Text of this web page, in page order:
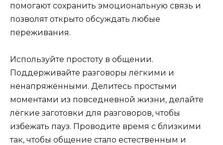
помогают сохранить эмоциональную связь и
позволят открыто обсуждать любые
переживания.
Используйте простоту в общении.
Поддерживайте разговоры лёгкими и
ненапряжёнными. Делитесь простыми
моментами из повседневной жизни, делайте
лёгкие заготовки для разговоров, чтобы
избежать пауз. Проводите время с близкими
так, чтобы общение стало естественным и